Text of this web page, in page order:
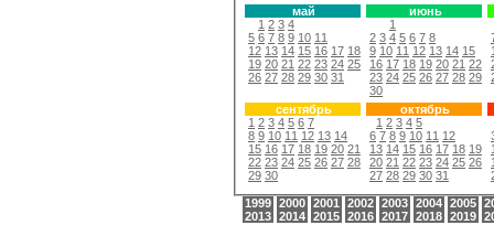
май
1 2 3 4
5 6 7 8 9 10 11
12 13 14 15 16 17 18
19 20 21 22 23 24 25
26 27 28 29 30 31
июнь
1
2 3 4 5 6 7 8
9 10 11 12 13 14 15
16 17 18 19 20 21 22
23 24 25 26 27 28 29
30
сентябрь
1 2 3 4 5 6 7
8 9 10 11 12 13 14
15 16 17 18 19 20 21
22 23 24 25 26 27 28
29 30
октябрь
1 2 3 4 5
6 7 8 9 10 11 12
13 14 15 16 17 18 19
20 21 22 23 24 25 26
27 28 29 30 31
1999 2000 2001 2002 2003 2004 2005
2013 2014 2015 2016 2017 2018 2019